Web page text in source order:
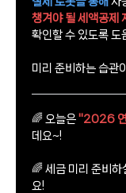
챙겨야 될 세액공제
확인할 수 있도록 도
미리 준비하는 습관
🌈 오늘은"2026 연
데요~!
🌈 세금 미리 준비하
요!